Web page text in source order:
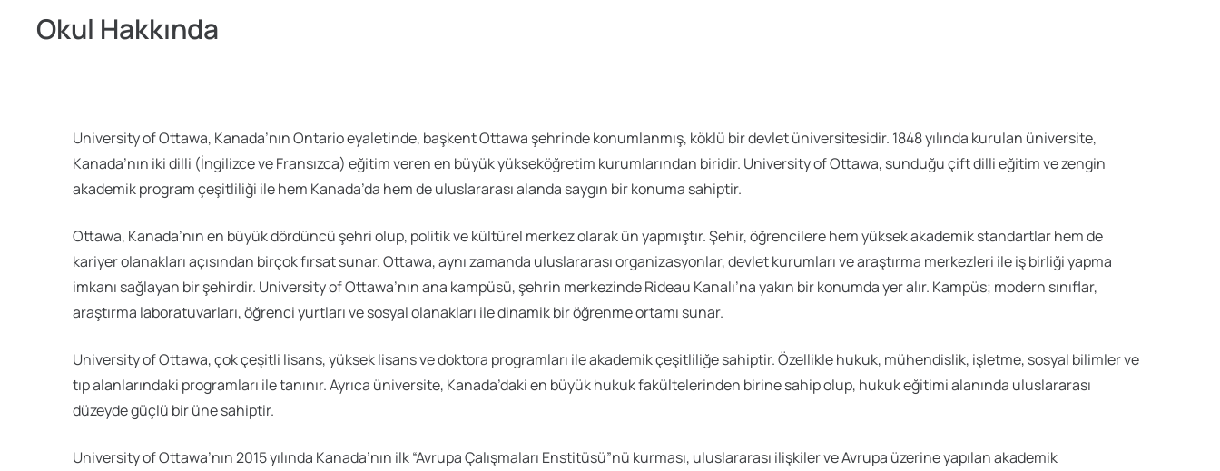
Okul Hakkında
University of Ottawa, Kanada’nın Ontario eyaletinde, başkent Ottawa şehrinde konumlanmış, köklü bir devlet üniversitesidir. 1848 yılında kurulan üniversite,
Kanada’nın iki dilli (İngilizce ve Fransızca) eğitim veren en büyük yükseköğretim kurumlarından biridir. University of Ottawa, sunduğu çift dilli eğitim ve zengin
akademik program çeşitliliği ile hem Kanada’da hem de uluslararası alanda saygın bir konuma sahiptir.
Ottawa, Kanada’nın en büyük dördüncü şehri olup, politik ve kültürel merkez olarak ün yapmıştır. Şehir, öğrencilere hem yüksek akademik standartlar hem de
kariyer olanakları açısından birçok fırsat sunar. Ottawa, aynı zamanda uluslararası organizasyonlar, devlet kurumları ve araştırma merkezleri ile iş birliği yapma
imkanı sağlayan bir şehirdir. University of Ottawa’nın ana kampüsü, şehrin merkezinde Rideau Kanalı’na yakın bir konumda yer alır. Kampüs; modern sınıflar,
araştırma laboratuvarları, öğrenci yurtları ve sosyal olanakları ile dinamik bir öğrenme ortamı sunar.
University of Ottawa, çok çeşitli lisans, yüksek lisans ve doktora programları ile akademik çeşitliliğe sahiptir. Özellikle hukuk, mühendislik, işletme, sosyal bilimler ve
tıp alanlarındaki programları ile tanınır. Ayrıca üniversite, Kanada’daki en büyük hukuk fakültelerinden birine sahip olup, hukuk eğitimi alanında uluslararası
düzeyde güçlü bir üne sahiptir.
University of Ottawa’nın 2015 yılında Kanada’nın ilk “Avrupa Çalışmaları Enstitüsü”nü kurması, uluslararası ilişkiler ve Avrupa üzerine yapılan akademik